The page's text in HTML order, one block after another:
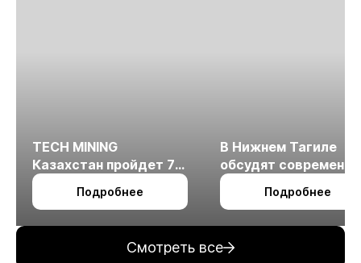
TECH MINING
Казахстан пройдет 7
октября в Алматы
Подробнее
В Нижнем Тагиле
обсудят
технологии
измельчения
Подробнее
Смотреть все